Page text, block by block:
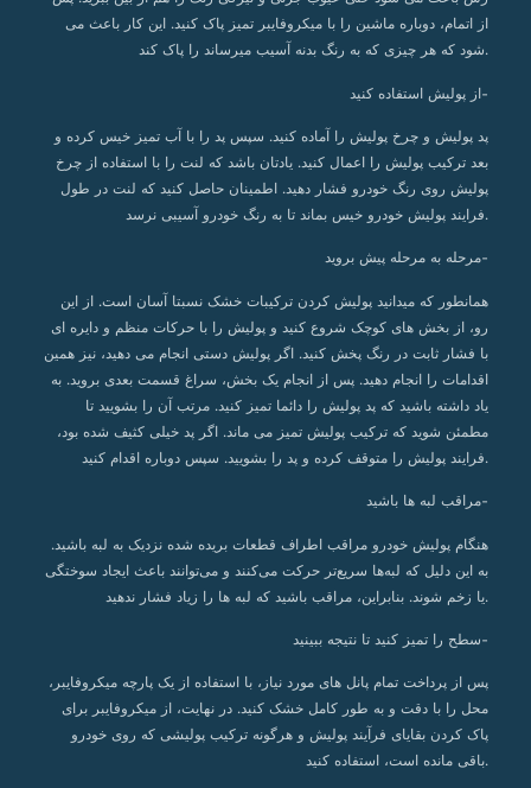
از اتمام، دوباره ماشین را با میکروفایبر تمیز پاک کنید. این کار باعث می
شود که هر چیزی که به رنگ بدنه آسیب میرساند را پاک کند.
از پولیش استفاده کنید-
پد پولیش و چرخ پولیش را آماده کنید. سپس پد را با آب تمیز خیس کرده و
بعد ترکیب پولیش را اعمال کنید. یادتان باشد که لنت را با استفاده از چرخ
پولیش روی رنگ خودرو فشار دهید. اطمینان حاصل کنید که لنت در طول
فرایند پولیش خودرو خیس بماند تا به رنگ خودرو آسیبی نرسد.
مرحله به مرحله پیش بروید-
همانطور که میدانید پولیش کردن ترکیبات خشک نسبتا آسان است. از این
رو، از بخش های کوچک شروع کنید و پولیش را با حرکات منظم و دایره ای
با فشار ثابت در رنگ پخش کنید. اگر پولیش دستی انجام می دهید، نیز همین
اقدامات را انجام دهید. پس از انجام یک بخش، سراغ قسمت بعدی بروید. به
یاد داشته باشید که پد پولیش را دائما تمیز کنید. مرتب آن را بشویید تا
مطمئن شوید که ترکیب پولیش تمیز می ماند. اگر پد خیلی کثیف شده بود،
فرایند پولیش را متوقف کرده و پد را بشویید. سپس دوباره اقدام کنید.
مراقب لبه ها باشید-
هنگام پولیش خودرو مراقب اطراف قطعات بریده شده نزدیک به لبه باشید.
به این دلیل که لبه‌ها سریع‌تر حرکت می‌کنند و می‌توانند باعث ایجاد سوختگی
یا زخم شوند. بنابراین، مراقب باشید که لبه ها را زیاد فشار ندهید.
سطح را تمیز کنید تا نتیجه ببینید-
پس از پرداخت تمام پانل های مورد نیاز، با استفاده از یک پارچه میکروفایبر،
محل را با دقت و به طور کامل خشک کنید. در نهایت، از میکروفایبر برای
پاک کردن بقایای فرآیند پولیش و هرگونه ترکیب پولیشی که روی خودرو
باقی مانده است، استفاده کنید.